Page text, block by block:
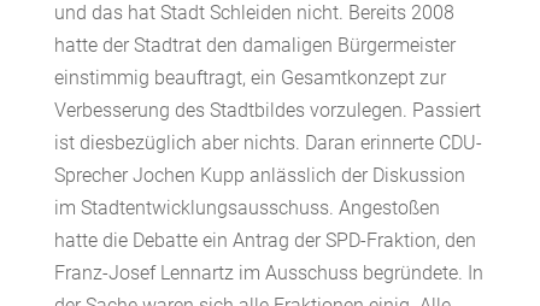
und das hat Stadt Schleiden nicht. Bereits 2008
hatte der Stadtrat den damaligen Bürgermeister
einstimmig beauftragt, ein Gesamtkonzept zur
Verbesserung des Stadtbildes vorzulegen. Passiert
ist diesbezüglich aber nichts. Daran erinnerte CDU-
Sprecher Jochen Kupp anlässlich der Diskussion
im Stadtentwicklungsausschuss. Angestoßen
hatte die Debatte ein Antrag der SPD-Fraktion, den
Franz-Josef Lennartz im Ausschuss begründete. In